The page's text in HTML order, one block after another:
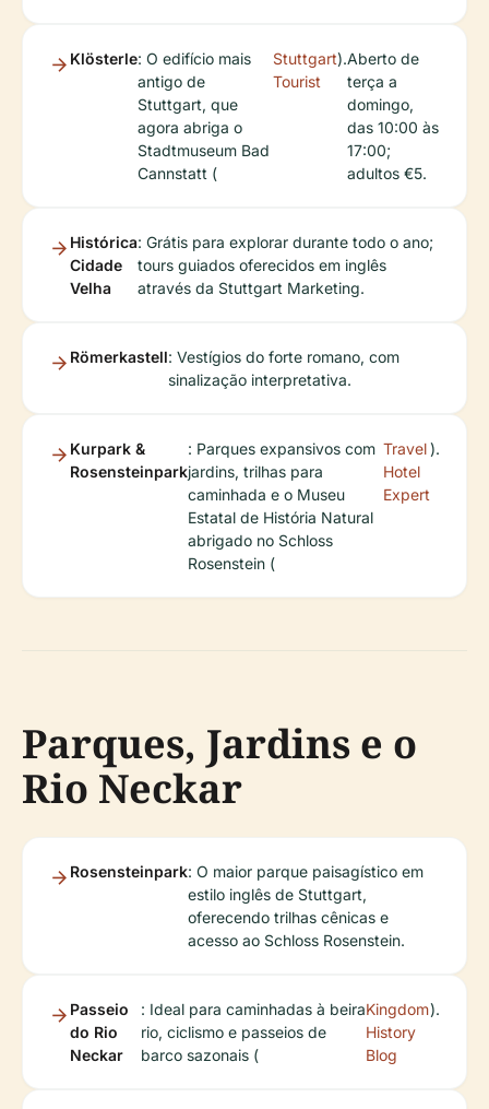
Klösterle: O edifício mais
antigo de
Stuttgart, que
agora abriga o
Stadtmuseum Bad
Cannstatt (
Stuttgart
Tourist
).Aberto de
terça a
domingo,
das 10:00 às
17:00;
adultos €5.
Histórica
Cidade
Velha
: Grátis para explorar durante todo o ano;
tours guiados oferecidos em inglês
através da Stuttgart Marketing.
Römerkastell: Vestígios do forte romano, com
sinalização interpretativa.
Kurpark &
Rosensteinpark
: Parques expansivos com
jardins, trilhas para
caminhada e o Museu
Estatal de História Natural
abrigado no Schloss
Rosenstein (
Travel
Hotel
Expert
).
Parques, Jardins e o
Rio Neckar
Rosensteinpark: O maior parque paisagístico em
estilo inglês de Stuttgart,
oferecendo trilhas cênicas e
acesso ao Schloss Rosenstein.
Passeio
do Rio
Neckar
: Ideal para caminhadas à beira
rio, ciclismo e passeios de
barco sazonais (
Kingdom
History
Blog
).